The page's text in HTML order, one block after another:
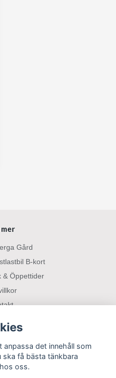
mer
Gård
B-kort
& Öppettider
Båt/Husbil
medier
det innehåll som
få bästa tänkbara
oss.